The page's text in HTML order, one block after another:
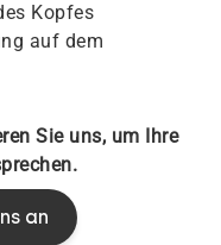
Kopfes
auf dem
Sie uns, um Ihre
an